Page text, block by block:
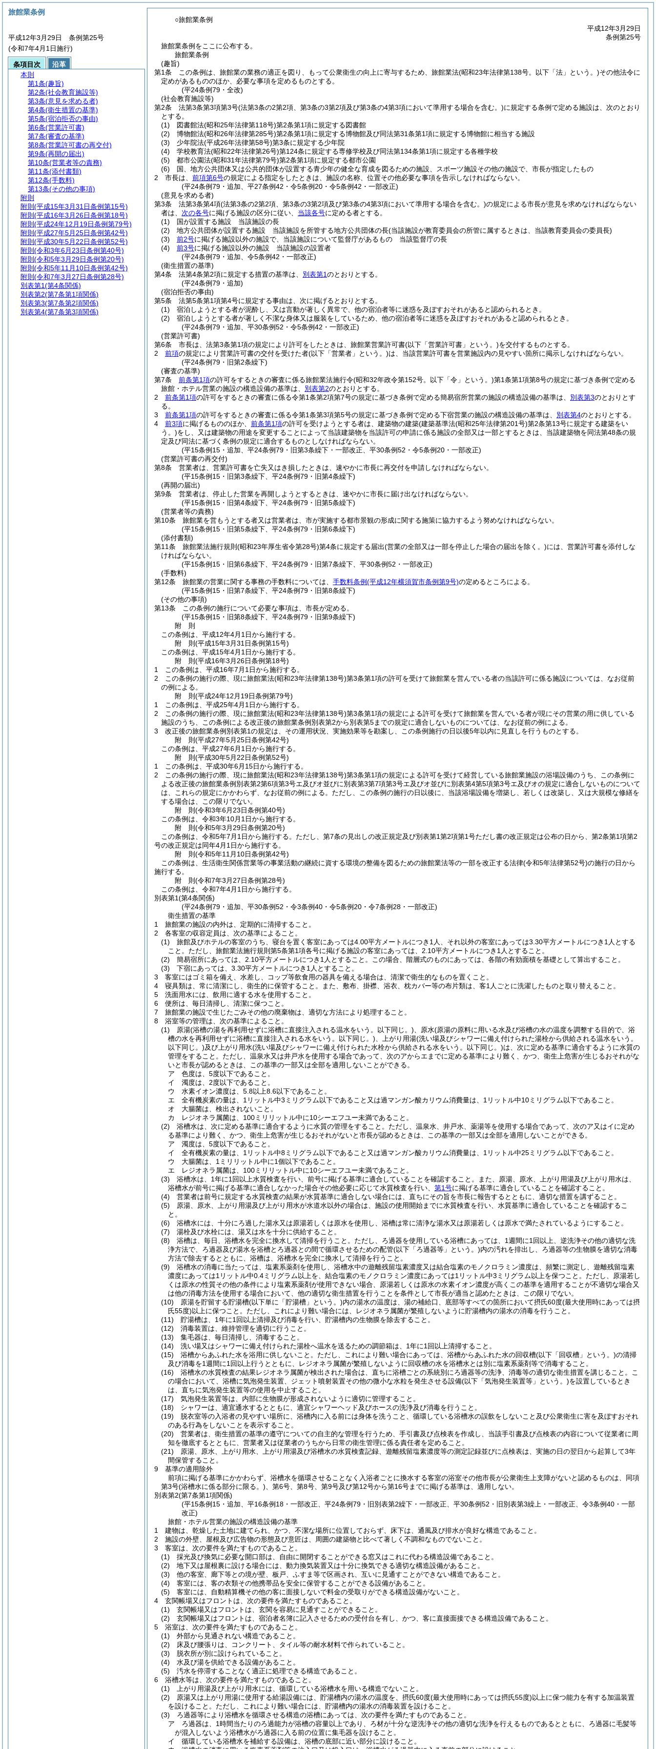
○旅館業条例
平成12年3月29日
条例第25号
旅館業条例をここに公布する。
旅館業条例
(趣旨)
第1条
この条例は、旅館業の業務の適正を図り、もって公衆衛生の向上に寄与するため、旅館業法(昭和23年法律第138号。以下「法」という。)その他法令に
定めがあるもののほか、必要な事項を定めるものとする。
(平24条例79・全改)
(社会教育施設等)
第2条
法第3条第3項第3号(法第3条の2第2項、第3条の3第2項及び第3条の4第3項において準用する場合を含む。)に規定する条例で定める施設は、次のとおり
とする。
(1)
図書館法(昭和25年法律第118号)第2条第1項に規定する図書館
(2)
博物館法(昭和26年法律第285号)第2条第1項に規定する博物館及び同法第31条第1項に規定する博物館に相当する施設
(3)
少年院法(平成26年法律第58号)第3条に規定する少年院
(4)
学校教育法(昭和22年法律第26号)第124条に規定する専修学校及び同法第134条第1項に規定する各種学校
(5)
都市公園法(昭和31年法律第79号)第2条第1項に規定する都市公園
(6)
国、地方公共団体又は公共的団体が設置する青少年の健全な育成を図るための施設、スポーツ施設その他の施設で、市長が指定したもの
2
市長は、 前項第6号の規定による指定をしたときは、施設の名称、位置その他必要な事項を告示しなければならない。
(平24条例79・追加、平27条例42・令5条例20・令5条例42・一部改正)
(意見を求める者)
第3条
法第3条第4項(法第3条の2第2項、第3条の3第2項及び第3条の4第3項において準用する場合を含む。)の規定による市長が意見を求めなければならない
者は、 次の各号に掲げる施設の区分に従い、 当該各号に定める者とする。
(1)
国が設置する施設 当該施設の長
(2)
地方公共団体が設置する施設 当該施設を所管する地方公共団体の長(当該施設が教育委員会の所管に属するときは、当該教育委員会の委員長)
(3)
前2号に掲げる施設以外の施設で、当該施設について監督庁があるもの 当該監督庁の長
(4)
前3号に掲げる施設以外の施設 当該施設の設置者
(平24条例79・追加、令5条例42・一部改正)
(衛生措置の基準)
第4条
法第4条第2項に規定する措置の基準は、 別表第1のとおりとする。
(平24条例79・追加)
(宿泊拒否の事由)
第5条
法第5条第1項第4号に規定する事由は、次に掲げるとおりとする。
(1)
宿泊しようとする者が泥酔し、又は言動が著しく異常で、他の宿泊者等に迷惑を及ぼすおそれがあると認められるとき。
(2)
宿泊しようとする者が著しく不潔な身体又は服装をしているため、他の宿泊者等に迷惑を及ぼすおそれがあると認められるとき。
(平24条例79・追加、平30条例52・令5条例42・一部改正)
(営業許可書)
第6条
市長は、法第3条第1項の規定により許可をしたときは、旅館業営業許可書(以下「営業許可書」という。)を交付するものとする。
2
前項の規定により営業許可書の交付を受けた者(以下「営業者」という。)は、当該営業許可書を営業施設内の見やすい箇所に掲示しなければならない。
(平24条例79・旧第2条繰下)
(審査の基準)
第7条
前条第1項の許可をするときの審査に係る旅館業法施行令(昭和32年政令第152号。以下「令」という。)第1条第1項第8号の規定に基づき条例で定める
旅館・ホテル営業の施設の構造設備の基準は、 別表第2のとおりとする。
2
前条第1項の許可をするときの審査に係る令第1条第2項第7号の規定に基づき条例で定める簡易宿所営業の施設の構造設備の基準は、 別表第3のとおりとす
る。
3
前条第1項の許可をするときの審査に係る令第1条第3項第5号の規定に基づき条例で定める下宿営業の施設の構造設備の基準は、 別表第4のとおりとする。
4
前3項に掲げるもののほか、 前条第1項の許可を受けようとする者は、建築物の建築(建築基準法(昭和25年法律第201号)第2条第13号に規定する建築をい
う。)をし、又は建築物の用途を変更することによって当該建築物を当該許可の申請に係る施設の全部又は一部とするときは、当該建築物を同法第48条の規
定及び同法に基づく条例の規定に適合するものとしなければならない。
(平15条例15・追加、平24条例79・旧第3条繰下・一部改正、平30条例52・令5条例20・一部改正)
(営業許可書の再交付)
第8条
営業者は、営業許可書を亡失又はき損したときは、速やかに市長に再交付を申請しなければならない。
(平15条例15・旧第3条繰下、平24条例79・旧第4条繰下)
(再開の届出)
第9条
営業者は、停止した営業を再開しようとするときは、速やかに市長に届け出なければならない。
(平15条例15・旧第4条繰下、平24条例79・旧第5条繰下)
(営業者等の責務)
第10条
旅館業を営もうとする者又は営業者は、市が実施する都市景観の形成に関する施策に協力するよう努めなければならない。
(平15条例15・旧第5条繰下、平24条例79・旧第6条繰下)
(添付書類)
第11条
旅館業法施行規則 (昭和23年厚生省令第28号)第4条に規定する届出(営業の全部又は一部を停止した場合の届出を除く。)には、営業許可書を添付しな
ければならない。
(平15条例15・旧第6条繰下、平24条例79・旧第7条繰下、平30条例52・一部改正)
(手数料)
第12条
旅館業の営業に関する事務の手数料については、 手数料条例(平成12年横須賀市条例第9号)の定めるところによる。
(平15条例15・旧第7条繰下、平24条例79・旧第8条繰下)
(その他の事項)
第13条
この条例の施行について必要な事項は、市長が定める。
(平15条例15・旧第8条繰下、平24条例79・旧第9条繰下)
附 則
この条例は、平成12年4月1日から施行する。
附 則(平成15年3月31日条例第15号)
この条例は、平成15年4月1日から施行する。
附 則(平成16年3月26日条例第18号)
1
この条例は、平成16年7月1日から施行する。
2
この条例の施行の際、現に旅館業法(昭和23年法律第138号)第3条第1項の許可を受けて旅館業を営んでいる者の当該許可に係る施設については、なお従前
の例による。
附 則(平成24年12月19日条例第79号)
1
この条例は、平成25年4月1日から施行する。
2
この条例の施行の際、現に旅館業法(昭和23年法律第138号)第3条第1項の規定による許可を受けて旅館業を営んでいる者が現にその営業の用に供している
施設のうち、この条例による改正後の旅館業条例別表第2から別表第5までの規定に適合しないものについては、なお従前の例による。
3
改正後の旅館業条例別表第1の規定は、その運用状況、実施効果等を勘案し、この条例施行の日以後5年以内に見直しを行うものとする。
附 則(平成27年5月25日条例第42号)
この条例は、平成27年6月1日から施行する。
附 則(平成30年5月22日条例第52号)
1
この条例は、平成30年6月15日から施行する。
2
この条例の施行の際、現に旅館業法(昭和23年法律第138号)第3条第1項の規定による許可を受けて経営している旅館業施設の浴場設備のうち、この条例に
よる改正後の旅館業条例別表第2第6項第3号エ及びオ並びに別表第3第7項第3号エ及びオ並びに別表第4第5項第3号エ及びオの規定に適合しないものについて
は、これらの規定にかかわらず、なお従前の例による。 ただし、この条例の施行の日以後に、当該浴場設備を増築し、若しくは改築し、又は大規模な修繕を
する場合は、この限りでない。
附 則(令和3年6月23日条例第40号)
この条例は、令和3年10月1日から施行する。
附 則(令和5年3月29日条例第20号)
この条例は、令和5年7月1日から施行する。 ただし、第7条の見出しの改正規定及び別表第1第2項第1号ただし書の改正規定は公布の日から、第2条第1項第2
号の改正規定は同年4月1日から施行する。
附 則(令和5年11月10日条例第42号)
この条例は、生活衛生関係営業等の事業活動の継続に資する環境の整備を図るための旅館業法等の一部を改正する法律(令和5年法律第52号)の施行の日から
施行する。
附 則(令和7年3月27日条例第28号)
この条例は、令和7年4月1日から施行する。
別表第1(第4条関係)
(平24条例79・追加、平30条例52・令3条例40・令5条例20・令7条例28・一部改正)
衛生措置の基準
1 旅館業の施設の内外は、定期的に清掃すること。
2 各客室の収容定員は、次の基準によること。
(1) 旅館及びホテルの客室のうち、寝台を置く客室にあっては4.00平方メートルにつき1人、それ以外の客室にあっては3.30平方メートルにつき1人とする
こと。ただし、旅館業法施行規則第5条第1項各号に掲げる施設の客室にあっては、2.10平方メートルにつき1人とすること。
(2) 簡易宿所にあっては、2.10平方メートルにつき1人とすること。この場合、階層式のものにあっては、各階の有効面積を基礎として算出すること。
(3) 下宿にあっては、3.30平方メートルにつき1人とすること。
3 客室にはゴミ箱を備え、水差し、コップ等飲食用の器具を備える場合は、清潔で衛生的なものを置くこと。
4 寝具類は、常に清潔にし、衛生的に保管すること。また、敷布、掛襟、浴衣、枕カバー等の布片類は、客1人ごとに洗濯したものと取り替えること。
5 洗面用水には、飲用に適する水を使用すること。
6 便所は、毎日清掃し、清潔に保つこと。
7 旅館業の施設で生じたごみその他の廃棄物は、適切な方法により処理すること。
8 浴室等の管理は、次の基準によること。
(1) 原湯(浴槽の湯を再利用せずに浴槽に直接注入される温水をいう。以下同じ。)、原水(原湯の原料に用いる水及び浴槽の水の温度を調整する目的で、浴
槽の水を再利用せずに浴槽に直接注入される水をいう。以下同じ。)、上がり用湯(洗い場及びシャワーに備え付けられた湯栓から供給される温水をいう。
以下同じ。)及び上がり用水(洗い場及びシャワーに備え付けられた水栓から供給される水をいう。以下同じ。)は、次に定める基準に適合するように水質の
管理をすること。ただし、温泉水又は井戸水を使用する場合であって、次のアからエまでに定める基準により難く、かつ、衛生上危害が生じるおそれがな
いと市長が認めるときは、この基準の一部又は全部を適用しないことができる。
ア 色度は、5度以下であること。
イ 濁度は、2度以下であること。
ウ 水素イオン濃度は、5.8以上8.6以下であること。
エ 全有機炭素の量は、1リットル中3ミリグラム以下であること又は過マンガン酸カリウム消費量は、1リットル中10ミリグラム以下であること。
オ 大腸菌は、検出されないこと。
カ レジオネラ属菌は、100ミリリットル中に10シーエフユー未満であること。
(2) 浴槽水は、次に定める基準に適合するように水質の管理をすること。ただし、温泉水、井戸水、薬湯等を使用する場合であって、次のア又はイに定め
る基準により難く、かつ、衛生上危害が生じるおそれがないと市長が認めるときは、この基準の一部又は全部を適用しないことができる。
ア 濁度は、5度以下であること。
イ 全有機炭素の量は、1リットル中8ミリグラム以下であること又は過マンガン酸カリウム消費量は、1リットル中25ミリグラム以下であること。
ウ 大腸菌は、1ミリリットル中に1個以下であること。
エ レジオネラ属菌は、100ミリリットル中に10シーエフユー未満であること。
(3) 浴槽水は、1年に1回以上水質検査を行い、前号に掲げる基準に適合していることを確認すること。また、原湯、原水、上がり用湯及び上がり用水は、
浴槽水が前号に掲げる基準に適合しなかった場合その他必要に応じて水質検査を行い、 第1号に掲げる基準に適合していることを確認すること。
(4) 営業者は前号に規定する水質検査の結果が水質基準に適合しない場合には、直ちにその旨を市長に報告するとともに、適切な措置を講ずること。
(5) 原湯、原水、上がり用湯及び上がり用水が水道水以外の場合は、施設の使用開始までに水質検査を行い、水質基準に適合していることを確認するこ
と。
(6) 浴槽水には、十分にろ過した湯水又は原湯若しくは原水を使用し、浴槽は常に清浄な湯水又は原湯若しくは原水で満たされているようにすること。
(7) 湯栓及び水栓には、湯又は水を十分に供給すること。
(8) 浴槽は、毎日、浴槽水を完全に換水して清掃を行うこと。ただし、ろ過器を使用している浴槽にあっては、1週間に1回以上、逆洗浄その他の適切な洗
浄方法で、ろ過器及び湯水を浴槽とろ過器との間で循環させるための配管(以下「ろ過器等」という。)内の汚れを排出し、ろ過器等の生物膜を適切な消毒
方法で除去するとともに、浴槽は、浴槽水を完全に換水して清掃を行うこと。
(9) 浴槽水の消毒に当たっては、塩素系薬剤を使用し、浴槽水中の遊離残留塩素濃度又は結合塩素のモノクロラミン濃度は、頻繁に測定し、遊離残留塩素
濃度にあっては1リットル中0.4ミリグラム以上を、結合塩素のモノクロラミン濃度にあっては1リットル中3ミリグラム以上を保つこと。ただし、原湯若し
くは原水の性質その他の条件により塩素系薬剤が使用できない場合、原湯若しくは原水の水素イオン濃度が高くこの基準を適用することが不適切な場合又
は他の消毒方法を使用する場合において、他の適切な衛生措置を行うことを条件として市長が適当と認めたときは、この限りでない。
(10) 原湯を貯留する貯湯槽(以下単に「貯湯槽」という。)内の湯水の温度は、湯の補給口、底部等すべての箇所において摂氏60度(最大使用時にあっては摂
氏55度)以上に保つこと。ただし、これにより難い場合には、レジオネラ属菌が繁殖しないように貯湯槽内の湯水の消毒を行うこと。
(11) 貯湯槽は、1年に1回以上清掃及び消毒を行い、貯湯槽内の生物膜を除去すること。
(12) 消毒装置は、維持管理を適切に行うこと。
(13) 集毛器は、毎日清掃し、消毒すること。
(14) 洗い場又はシャワーに備え付けられた湯栓へ温水を送るための調節箱は、1年に1回以上清掃すること。
(15) 浴槽からあふれた水を浴用に供しないこと。ただし、これにより難い場合にあっては、浴槽からあふれた水の回収槽(以下「回収槽」という。)の清掃
及び消毒を1週間に1回以上行うとともに、レジオネラ属菌が繁殖しないように回収槽の水を浴槽水とは別に塩素系薬剤等で消毒すること。
(16) 浴槽水の水質検査の結果レジオネラ属菌が検出された場合は、直ちに浴槽ごとの系統別にろ過器等の洗浄、消毒等の適切な衛生措置を講じること。こ
の場合において、浴槽に気泡発生装置、ジェット噴射装置その他の微小な水粒を発生させる設備(以下「気泡発生装置等」という。)を設置しているとき
は、直ちに気泡発生装置等の使用を中止すること。
(17) 気泡発生装置等は、内部に生物膜が形成されないように適切に管理すること。
(18) シャワーは、適宜通水するとともに、適宜シャワーヘッド及びホースの洗浄及び消毒を行うこと。
(19) 脱衣室等の入浴者の見やすい場所に、浴槽内に入る前には身体を洗うこと、循環している浴槽水の誤飲をしないこと及び公衆衛生に害を及ぼすおそれ
のある行為をしないことを表示すること。
(20) 営業者は、衛生措置の基準の遵守についての自主的な管理を行うため、手引書及び点検表を作成し、当該手引書及び点検表の内容について従業者に周
知を徹底するとともに、営業者又は従業者のうちから日常の衛生管理に係る責任者を定めること。
(21) 原湯、原水、上がり用水、上がり用湯及び浴槽水の水質検査記録、遊離残留塩素濃度等の測定記録並びに点検表は、実施の日の翌日から起算して3年
間保管すること。
9 基準の適用除外
前項に掲げる基準にかかわらず、浴槽水を循環させることなく入浴者ごとに換水する客室の浴室その他市長が公衆衛生上支障がないと認めるものは、同項
第3号(浴槽水に係る部分に限る。)、第6号、第8号、第9号及び第12号から第16号までに掲げる基準は、適用しない。
別表第2(第7条第1項関係)
(平15条例15・追加、平16条例18・一部改正、平24条例79・旧別表第2繰下・一部改正、平30条例52・旧別表第3繰上・一部改正、令3条例40・一部
改正)
旅館・ホテル営業の施設の構造設備の基準
1 建物は、乾燥した土地に建てられ、かつ、不潔な場所に位置しておらず、床下は、通風及び排水が良好な構造であること。
2 施設の外壁、屋根及び広告物の形態及び意匠は、周囲の建築物と比べて著しく不調和なものでないこと。
3 客室は、次の要件を満たすものであること。
(1) 採光及び換気に必要な開口部は、自由に開閉することができる窓又はこれに代わる構造設備であること。
(2) 地下又は屋根裏に設ける場合には、動力換気装置又は十分に換気できる適切な構造設備があること。
(3) 他の客室、廊下等との境が壁、板戸、ふすま等で区画され、互いに見通すことができない構造であること。
(4) 客室には、客の衣類その他携帯品を安全に保管することができる設備があること。
(5) 客室には、自動精算機その他の客に面接しないで料金の受取りができる構造設備がないこと。
4 玄関帳場又はフロントは、次の要件を満たすものであること。
(1) 玄関帳場又はフロントは、玄関を容易に見通すことができること。
(2) 玄関帳場又はフロントは、宿泊者名簿に記入させるための受付台を有し、かつ、客に直接面接できる構造設備であること。
5 浴室は、次の要件を満たすものであること。
(1) 外部から見通されない構造であること。
(2) 床及び腰張りは、コンクリート、タイル等の耐水材料で作られていること。
(3) 脱衣所が別に設けられていること。
(4) 水及び湯を供給できる設備があること。
(5) 汚水を停滞することなく適正に処理できる構造であること。
6 浴槽水等は、次の要件を満たすものであること。
(1) 上がり用湯及び上がり用水には、循環している浴槽水を用いる構造でないこと。
(2) 原湯又は上がり用湯に使用する給湯設備には、貯湯槽内の湯水の温度を、摂氏60度(最大使用時にあっては摂氏55度)以上に保つ能力を有する加温装置
を設けること。ただし、これにより難い場合には、貯湯槽内の湯水の消毒装置を設けること。
(3) ろ過器等により浴槽水を循環させる構造の浴槽にあっては、次の要件を満たすものであること。
ア ろ過器は、1時間当たりのろ過能力が浴槽の容量以上であり、ろ材が十分な逆洗浄その他の適切な洗浄を行えるものであるとともに、ろ過器に毛髪等
が混入しないよう浴槽水がろ過器に入る前の位置に集毛器を設けること。
イ 循環している浴槽水を補給する設備は、浴槽の底部に近い部分に設けること。
旅館業条例
平成12年3月29日 条例第25号
(令和7年4月1日施行)
条項目次
沿革
本則
第1条(趣旨)
第2条(社会教育施設等)
第3条(意見を求める者)
第4条(衛生措置の基準)
第5条(宿泊拒否の事由)
第6条(営業許可書)
第7条(審査の基準)
第8条(営業許可書の再交付)
第9条(再開の届出)
第10条(営業者等の責務)
第11条(添付書類)
第12条(手数料)
第13条(その他の事項)
附則
附則 (平成15年3月31日条例第15号)
附則 (平成16年3月26日条例第18号)
附則 (平成24年12月19日条例第79号)
附則 (平成27年5月25日条例第42号)
附則 (平成30年5月22日条例第52号)
附則 (令和3年6月23日条例第40号)
附則 (令和5年3月29日条例第20号)
附則 (令和5年11月10日条例第42号)
附則 (令和7年3月27日条例第28号)
別表第1(第4条関係)
別表第2(第7条第1項関係)
別表第3(第7条第2項関係)
別表第4(第7条第3項関係)